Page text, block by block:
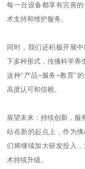
每一台设备都享有完善
术支持和维护服务。
同时，我们还积极开展
下多种形式，传播科学养
这种"产品+服务+教育"
高度认可和信赖。
展望未来：持续创新，服
站在新的起点上，作为
们将继续加大研发投入
术持续升级。